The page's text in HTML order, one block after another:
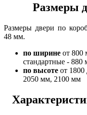
Размеры
Размеры двери по
48 мм.
по ширине от 800
стандартные -
по высоте от
2050 мм, 2100 мм